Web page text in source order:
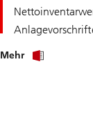
Mehr